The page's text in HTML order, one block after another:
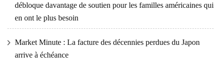
débloque davantage de soutien pour les familles américaines qui
en ont le plus besoin
Market Minute : La facture des décennies perdues du Japon
arrive à échéance